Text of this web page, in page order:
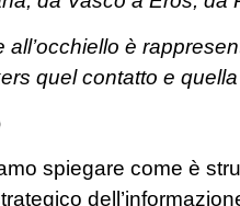
all’occhiello è
quel contatto e
spiegare come è